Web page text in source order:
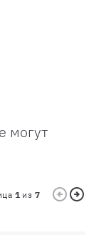
могут
1 из 7